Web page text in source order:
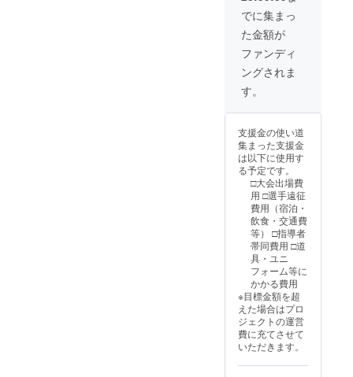
ための
メール
アドレ
スをご
記入く
ださ
法：
メール
にて動
画の
URLを
お送り
【記念
石ボー
イズJr
のオリ
ジナル
ハンド
タオル
をお届
けいた
しま
す。 デ
ザイ
ン：制
作中の
ためデ
ザイン
は未定
となり
ます。
商品サ
戦結果
など、
選手た
ちの活
躍をご
報告い
【全国
場選手
からの
お礼動
画】 全
国大会
に出場
した選
手たち
から、
支援者
様へお
礼の動
画をお
届けし
ます。
収録時
間：2分
程度を
予定し
でに集まっ
た金額が
ファンディ
ングされま
す。
支援金の使い道
集まった支援金
は以下に使用す
る予定です。
□大会出場費
用 □選手遠征
費用（宿泊・
飲食・交通費
等） □指導者
帯同費用 □道
具・ユニ
フォーム等に
かかる費用
※目標金額を超
えた場合はプロ
ジェクトの運営
費に充てさせて
いただきます。